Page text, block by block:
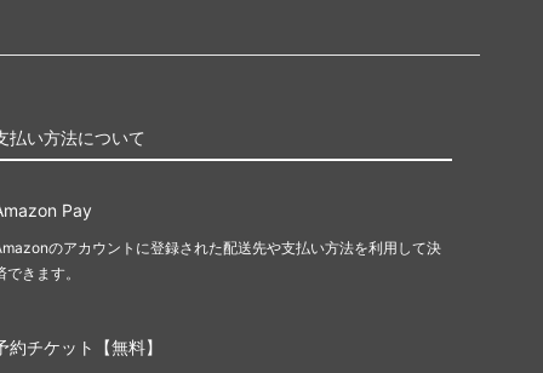
払い方法について
Pay
のアカウントに登録された配送先や支払い方法を利用して決
できます。
約チケット【無料】